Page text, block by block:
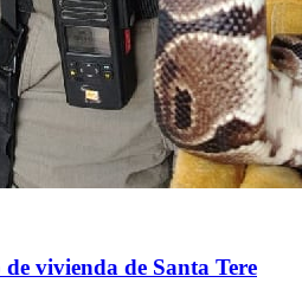
vivienda de Santa Tere